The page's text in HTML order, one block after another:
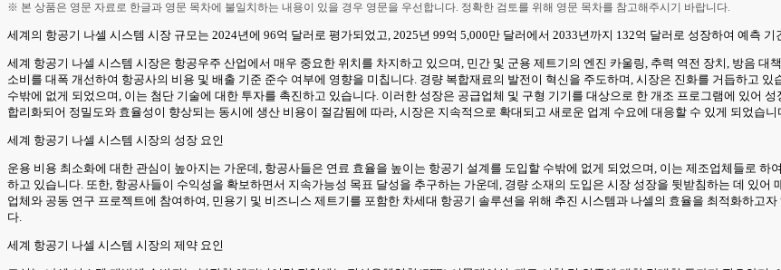
※ 본 상품은 영문 자료로 한글과 영문 목차에 불일치하는 내용이 있을 경우 영문을 우선합니다. 정확한 검토를 위해 영문 목차를 참고해주시기 바랍니다.
세계의 항공기 나셀 시스템 시장 규모는 2024년에 96억 달러로 평가되었고, 2025년 99억 5,000만 달러에서 2033년까지 132억 달러로 성장하여 예측
세계 항공기 나셀 시스템 시장은 항공우주 산업에서 매우 중요한 위치를 차지하고 있으며, 민간 및 군용 제트기의 엔진 카울링, 추력 역전 장치, 방음
소비를 대폭 개선하여 항공사의 비용 및 배출 기준 준수 여부에 영향을 미칩니다. 경량 복합재료의 발전이 혁신을 주도하며, 시장은 진화를 거듭하고
수밖에 없게 되었으며, 이는 첨단 기술에 대한 투자를 촉진하고 있습니다. 이러한 성장은 공급업체 및 구형 기기를 대상으로 한 개조 프로그램에 있어
합리화되어 정밀도와 효율성이 향상되는 동시에 생산 비용이 절감됨에 따라, 시장은 지속적으로 확대되고 새로운 업계 수요에 대응할 수 있게 되었습니
세계 항공기 나셀 시스템 시장의 성장 요인
운용 비용 최소화에 대한 관심이 높아지는 가운데, 항공사들은 연료 효율을 높이는 항공기 설계를 도입할 수밖에 없게 되었으며, 이는 제조업체들로
하고 있습니다. 또한, 항공사들이 수익성을 확보하면서 지속가능성 목표 달성을 추구하는 가운데, 경량 소재의 도입은 시장 성장을 뒷받침하는 데 있
업체와 공동 연구 프로젝트에 참여하여, 민용기 및 비즈니스 제트기를 포함한 차세대 항공기 솔루션을 위해 추진 시스템과 나셀의 효율을 최적화하고
다.
세계 항공기 나셀 시스템 시장의 제약 요인